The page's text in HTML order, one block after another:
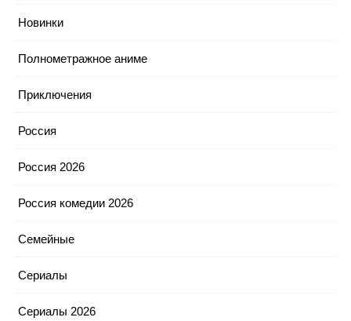
Новинки
Полнометражное аниме
Приключения
Россия
Россия 2026
Россия комедии 2026
Семейные
Сериалы
Сериалы 2026